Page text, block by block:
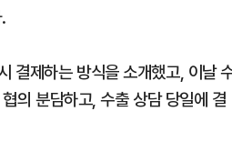
결제하는 방식을 소개했고, 이날
의 분담하고, 수출 상담 당일에 결